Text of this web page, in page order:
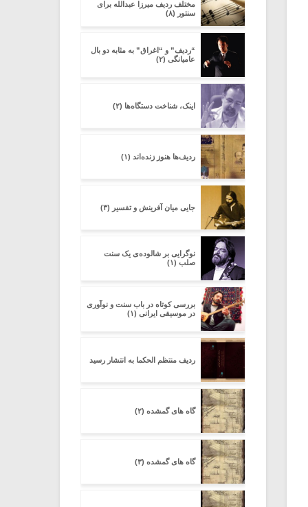
مختلف ردیف میرزا عبدالله برای
سنتور (۸)
“ردیف” و “اغراق” به مثابه دو بال
عامیانگی (۲)
اینک، شناخت دستگاه‌ها (۲)
ردیف‌ها هنوز زنده‌اند (۱)
جایی میان آفرینش و تفسیر (۳)
نوگرایی بر شالوده‌ی یک سنت
صلب (۱)
بررسی کوتاه در باب سنت و نوآوری
در موسیقی ایرانی (۱)
ردیف منتظم الحکما به انتشار رسید
گاه های گمشده (۲)
گاه های گمشده (۳)